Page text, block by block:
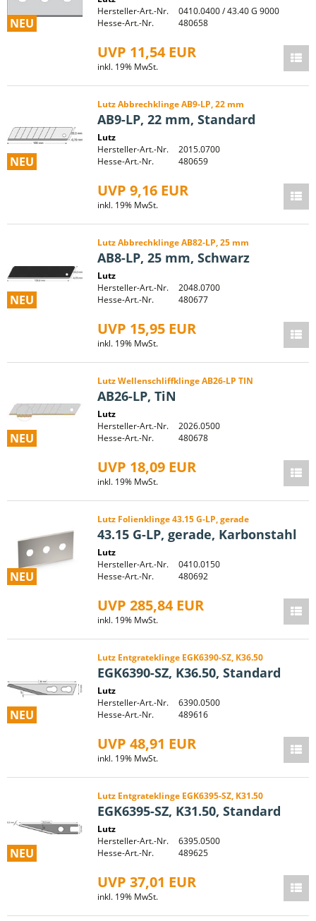
NEU
Hersteller-Art.-Nr.
0410.0400 / 43.40 G 9000
Hesse-Art.-Nr.
480658
UVP 11,54 EUR
inkl. 19% MwSt.
NEU
Lutz Abbrechklinge AB9-LP, 22 mm
AB9-LP, 22 mm, Standard
Lutz
Hersteller-Art.-Nr.
2015.0700
Hesse-Art.-Nr.
480659
UVP 9,16 EUR
inkl. 19% MwSt.
NEU
Lutz Abbrechklinge AB82-LP, 25 mm
AB8-LP, 25 mm, Schwarz
Lutz
Hersteller-Art.-Nr.
2048.0700
Hesse-Art.-Nr.
480677
UVP 15,95 EUR
inkl. 19% MwSt.
NEU
Lutz Wellenschliffklinge AB26-LP TIN
AB26-LP, TiN
Lutz
Hersteller-Art.-Nr.
2026.0500
Hesse-Art.-Nr.
480678
UVP 18,09 EUR
inkl. 19% MwSt.
NEU
Lutz Folienklinge 43.15 G-LP, gerade
43.15 G-LP, gerade, Karbonstahl
Lutz
Hersteller-Art.-Nr.
0410.0150
Hesse-Art.-Nr.
480692
UVP 285,84 EUR
inkl. 19% MwSt.
NEU
Lutz Entgrateklinge EGK6390-SZ, K36.50
EGK6390-SZ, K36.50, Standard
Lutz
Hersteller-Art.-Nr.
6390.0500
Hesse-Art.-Nr.
489616
UVP 48,91 EUR
inkl. 19% MwSt.
NEU
Lutz Entgrateklinge EGK6395-SZ, K31.50
EGK6395-SZ, K31.50, Standard
Lutz
Hersteller-Art.-Nr.
6395.0500
Hesse-Art.-Nr.
489625
UVP 37,01 EUR
inkl. 19% MwSt.